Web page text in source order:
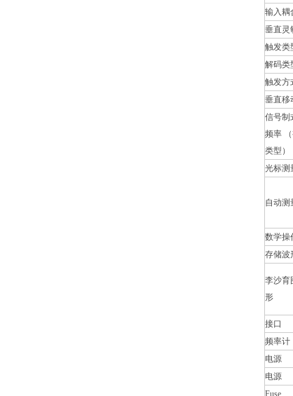
输入耦
垂直灵
触发类
解码类
触发方
垂直移
信号制
频率
类型）
光标测
自动测
数学操
存储波
李沙育
形
接口
频率计
电源
电源
Fuse